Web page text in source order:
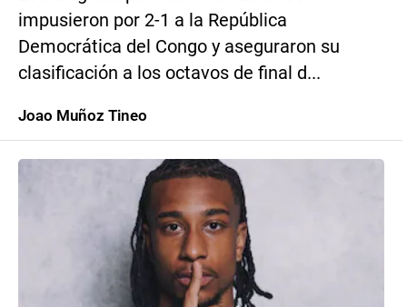
impusieron por 2-1 a la República
Democrática del Congo y aseguraron su
clasificación a los octavos de final d...
Joao Muñoz Tineo